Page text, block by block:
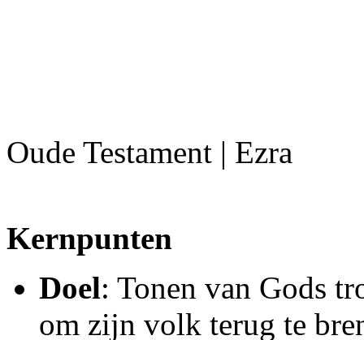
Oude Testament | Ezra
Kernpunten
Doel: Tonen van Gods
om zijn volk terug te